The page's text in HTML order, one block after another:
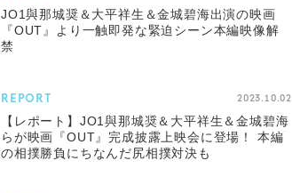
JO1與那城奨＆大平祥生＆金城碧海出演の映画
『OUT』より一触即発な緊迫シーン本編映像解
禁
REPORT 2023.10.02
【レポート】JO1與那城奨＆大平祥生＆金城碧海
らが映画『OUT』完成披露上映会に登場！ 本編
の相撲勝負にちなんだ尻相撲対決も